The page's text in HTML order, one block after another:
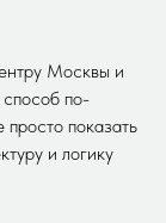
Москвы и
по-
показать
и логику